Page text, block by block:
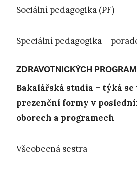
Sociální pedagogika (PF)
Speciální pedagogika –
ZDRAVOTNICKÝCH
Bakalářská studia – týká
prezenční formy v
oborech a programech
Všeobecná sestra